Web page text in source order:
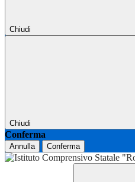
Chiudi
Chiudi
Conferma
Annulla Conferma